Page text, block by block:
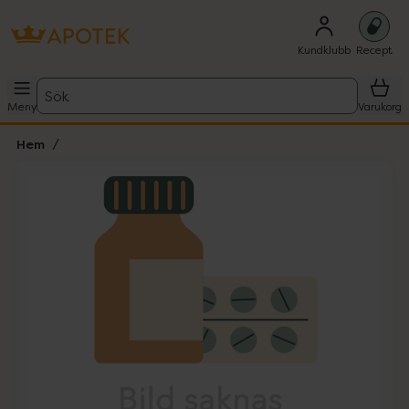
Kundklubb Recept
Meny
Sök
Varukorg
Hem
Lista: . Innehåller 1 objekt.